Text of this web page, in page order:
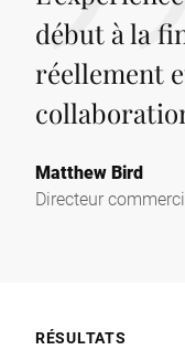
début à la
réellement
Matthew Bird
Directeur
RÉSULTATS